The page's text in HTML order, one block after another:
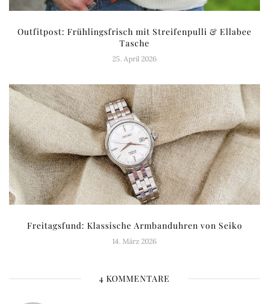
Outfitpost: Frühlingsfrisch mit Streifenpulli & Ellabee
Tasche
25. April 2026
Freitagsfund: Klassische Armbanduhren von Seiko
14. März 2026
4 KOMMENTARE